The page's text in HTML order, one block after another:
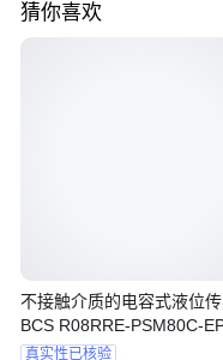
猜你喜欢
不接触介质的电容式液位
BCS R08RRE-PSM80C-
货号BCS012 原装正品
真实性已核验